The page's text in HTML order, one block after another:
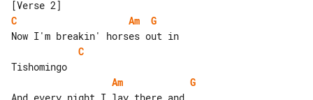
C
Am
G
C
Am
G